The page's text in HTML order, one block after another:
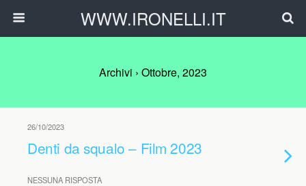
WWW.IRONELLI.IT
Archivi › Ottobre, 2023
26/10/2023
Denti da squalo – Film 2023
NESSUNA RISPOSTA